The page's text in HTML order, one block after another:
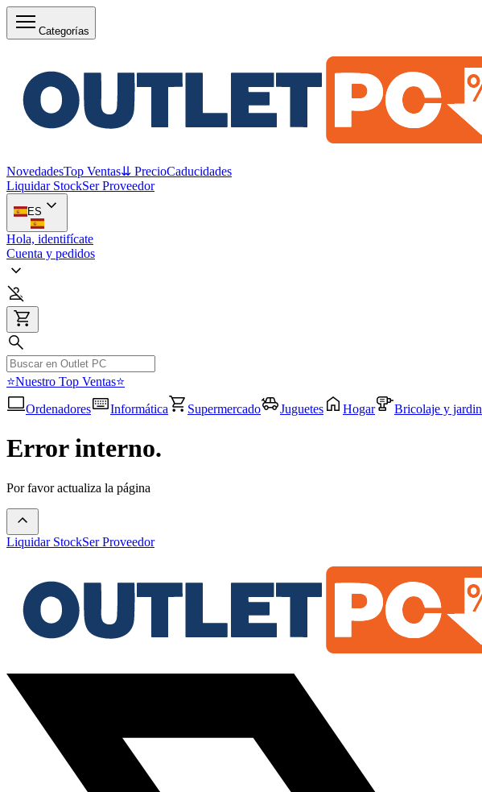
Categorías
NovedadesTop Ventas⇊ PrecioCaducidades
Liquidar StockSer Proveedor
ES
Hola, identifícate
Cuenta y pedidos
⭐Nuestro Top Ventas⭐
Ordenadores
Informática Supermercado Juguetes Hogar Bricolaje y jardin
Error interno.
Por favor actualiza la página
Liquidar StockSer Proveedor